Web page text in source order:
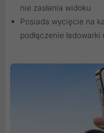
nie zasłania widoku
Posiada wycięcie na
podłączenie